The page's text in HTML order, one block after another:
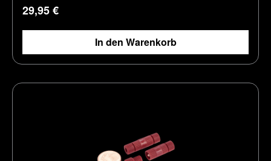
Regulärer Preis:
29,95 €
In den Warenkorb